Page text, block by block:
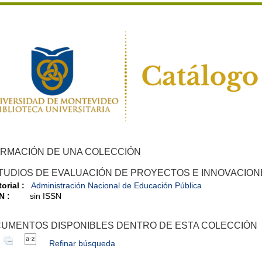
DE UNA COLECCIÓN
DE EVALUACIÓN DE PROYECTOS E
:
Administración Nacional de Educación Pública
:
sin ISSN
DISPONIBLES DENTRO DE ESTA COLECCIÓN
Refinar búsqueda